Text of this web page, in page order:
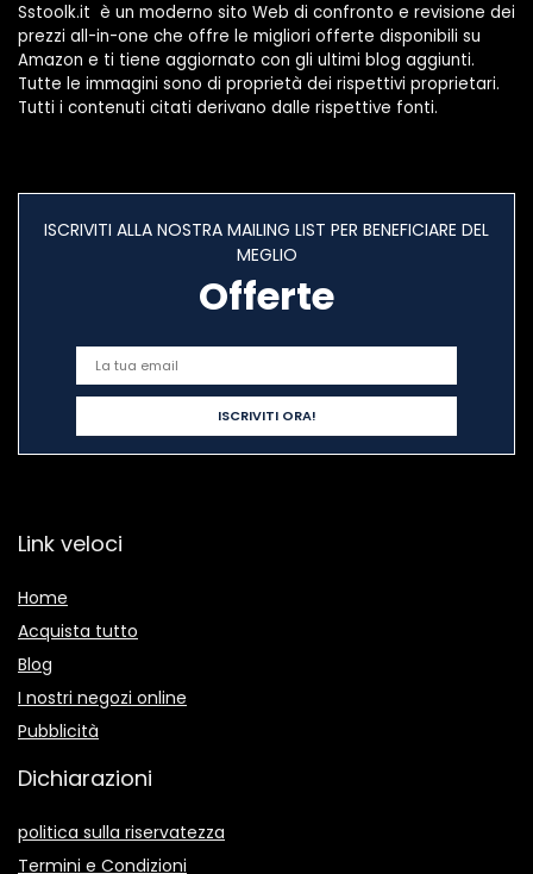
Sstoolk.it è un moderno sito Web di confronto e revisione dei
prezzi all-in-one che offre le migliori offerte disponibili su
Amazon e ti tiene aggiornato con gli ultimi blog aggiunti.
Tutte le immagini sono di proprietà dei rispettivi proprietari.
Tutti i contenuti citati derivano dalle rispettive fonti.
ISCRIVITI ALLA NOSTRA MAILING LIST PER BENEFICIARE DEL
MEGLIO
Offerte
Link veloci
Home
Acquista tutto
Blog
I nostri negozi online
Pubblicità
Dichiarazioni
politica sulla riservatezza
Termini e Condizioni